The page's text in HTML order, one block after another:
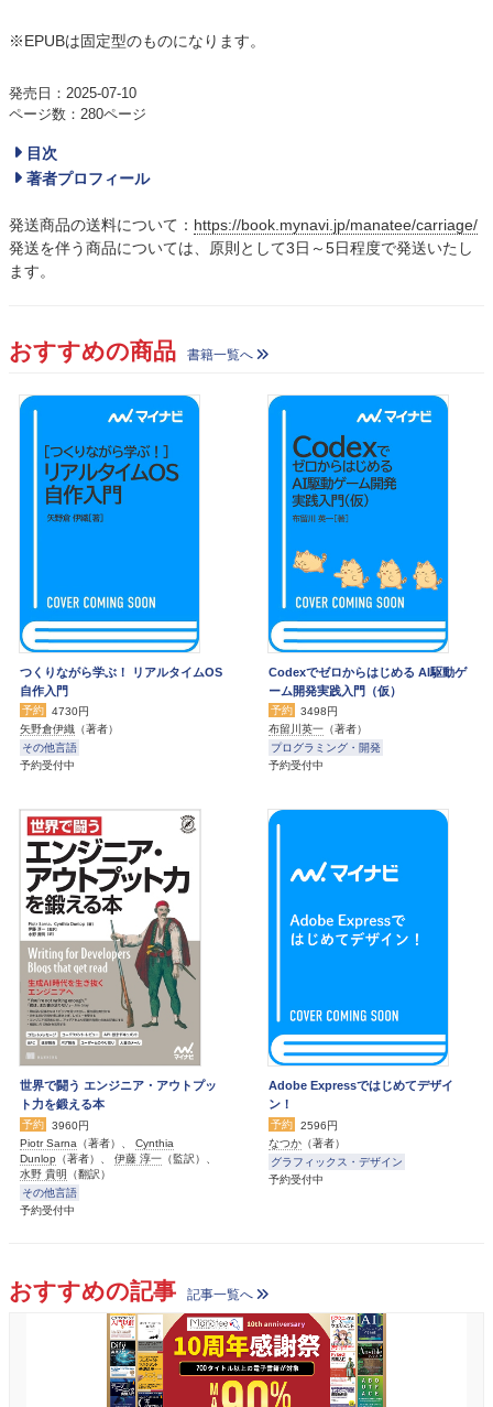
※EPUBは固定型のものになります。
発売日：2025-07-10
ページ数：280ページ
目次
著者プロフィール
発送商品の送料について： https://book.mynavi.jp/manatee/carriage/
発送を伴う商品については、原則として3日～5日程度で発送いたし
ます。
おすすめの商品 書籍一覧へ
つくりながら学ぶ！ リアルタイムOS
自作入門
予約
4730円
矢野倉伊織 （著者）
その他言語
予約受付中
Codexでゼロからはじめる AI駆動ゲ
ーム開発実践入門（仮）
予約
3498円
布留川英一 （著者）
プログラミング・開発
予約受付中
世界で闘う エンジニア・アウトプッ
ト力を鍛える本
予約
3960円
Piotr Sarna （著者）、 Cynthia
Dunlop （著者）、 伊藤 淳一 （監訳）、
水野 貴明 （翻訳）
その他言語
予約受付中
Adobe Expressではじめてデザイ
ン！
予約
2596円
なつか （著者）
グラフィックス・デザイン
予約受付中
おすすめの記事 記事一覧へ